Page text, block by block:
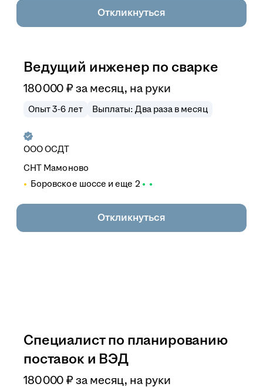
Откликнуться
Ведущий инженер по сварке
180 000 ₽ за месяц, на руки
Опыт 3-6 лет Выплаты: Два раза в месяц
ООООСДТ
СНТ Мамоново
Боровское шоссе и еще 2
Откликнуться
Специалист по планированию
поставок и ВЭД
180 000 ₽ за месяц, на руки